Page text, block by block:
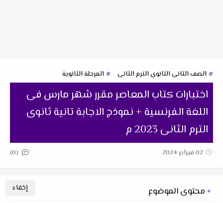
الصف الثانى الثانوى الترم الثانى المرحلة الثانوية
اختبارات كتاب المعاصر مقرر شهر مارس فى
اللغة الفرنسية + نموذج الاجابة تانية ثانوى
الترم الثانى 2023 م
02 فبراير 2024 (0)
محتوى الموضوع